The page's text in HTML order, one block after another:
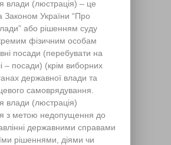
влади (люстрація) – це
Законом України “Про
або рішенням суду
фізичним особам
посади (перебувати на
– посади) (крім виборних
державної влади та
самоврядування.
влади (люстрація)
з метою недопущення до
державними справами
рішеннями, діями чи